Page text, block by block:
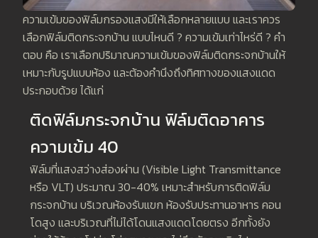
ความเข้มของฟิล์มกรองแสงมีให้เลือกหลายแบบ และเราควร
เลือกฟิล์มติดกระจกบ้าน แบบไหนดี ? ความเข้มเท่าไหร่ดี ? คำ
ตอบ คือ เราเลือกปริมาณความเข้มของฟิล์มติดกระจกบ้านให้
เหมาะกับรูปแบบห้อง และต้องคำนึงถึงทิศทางของแสงแดด
ประกอบด้วย ได้แก่
ติดฟิล์มกระจกบ้าน ฟิล์มติดอาคาร
ความเข้ม 40
ฟิล์มที่แสงสว่างส่องผ่าน (Visible Light Transmittance
หรือ VLT) ประมาณ 30-40% เหมาะสำหรับการติดฟิล์ม
กระจกบ้าน บริเวณห้องรับแขก ห้องรับประทานอาหาร คอน
โดสูง และบริเวณที่ไม่ได้โดนแสงแดดโดยตรง อีกทั้งยัง